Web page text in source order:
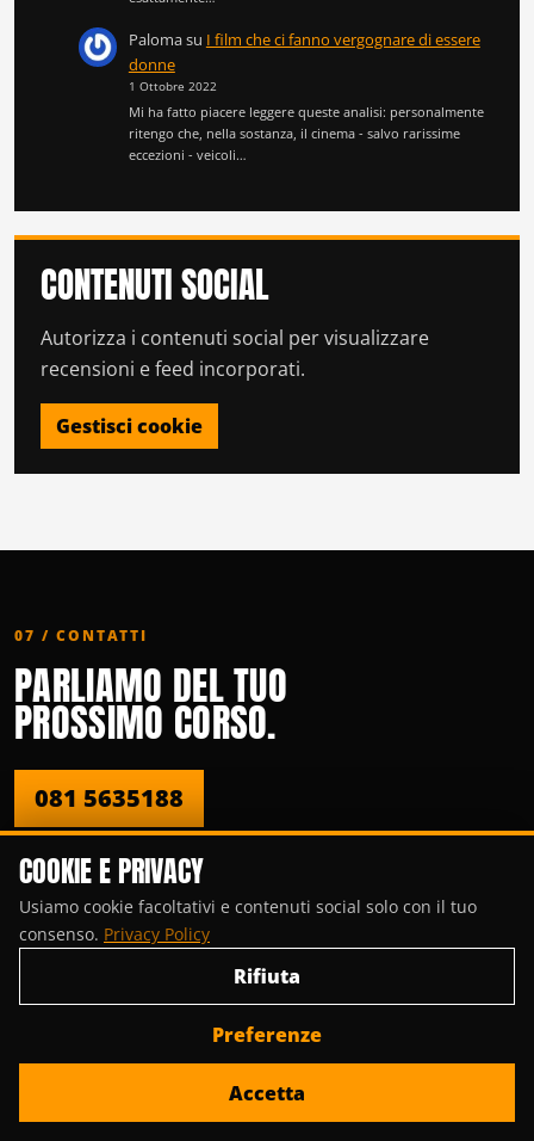
Palomasu I film che ci fanno vergognare di essere
donne
1 Ottobre 2022
Mi ha fatto piacere leggere queste analisi: personalmente
ritengo che, nella sostanza, il cinema - salvo rarissime
eccezioni - veicoli…
CONTENUTI SOCIAL
Autorizza i contenuti social per visualizzare
recensioni e feed incorporati.
Gestisci cookie
07 / CONTATTI
PARLIAMO DEL TUO
PROSSIMO CORSO.
081 5635188
Vai alla pagina contatti
COOKIE E PRIVACY
Usiamo cookie facoltativi e contenuti social solo con il tuo
consenso. Privacy Policy
Rifiuta
Preferenze
Accetta